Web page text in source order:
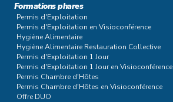
Formations phares
Permis d'Exploitation
Permis d'Exploitation en Visioconférence
Hygiène Alimentaire
Hygiène Alimentaire Restauration Collective
Permis d'Exploitation 1 Jour
Permis d'Exploitation 1 Jour en Visioconférence
Permis Chambre d'Hôtes
Permis Chambre d'Hôtes en Visioconférence
Offre DUO